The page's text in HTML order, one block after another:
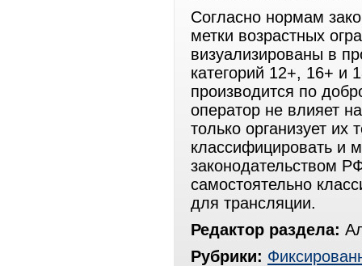
Согласно нормам
метки возрастных
визуализированы в
категорий 12+, 16+ и
производится по
оператор не влияет
только организует
классифицировать и
законодательством
самостоятельно
для трансляции.
Редактор раздела:
Рубрики: